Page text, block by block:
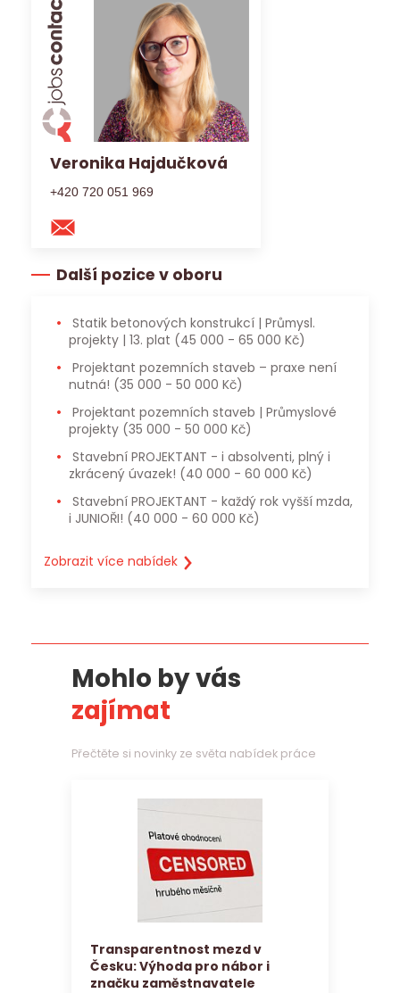
Veronika Hajdučková
+420 720 051 969
Další pozice v oboru
projekty | 13. plat (45 000 - 65 000 Kč)
nutná! (35 000 - 50 000 Kč)
projekty (35 000 - 50 000 Kč)
zkrácený úvazek! (40 000 - 60 000 Kč)
i JUNIOŘI! (40 000 - 60 000 Kč)
Zobrazit více nabídek
Mohlo by vás
zajímat
Přečtěte si novinky ze světa nabídek práce
Transparentnost mezd v
Česku: Výhoda pro nábor i
značku zaměstnavatele